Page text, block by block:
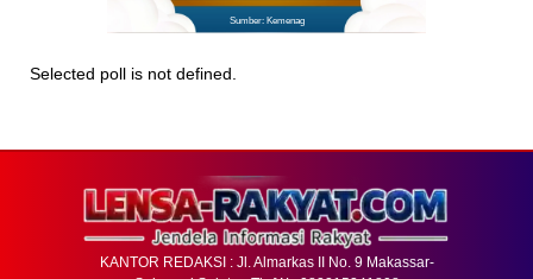
Sumber: Kemenag
Selected poll is not defined.
KANTOR REDAKSI : Jl. Almarkas II No. 9 Makassar-